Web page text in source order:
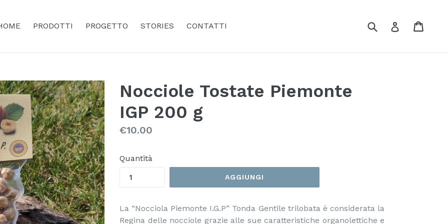
PRODOTTI PROGETTO STORIES CONTATTI Cerca Accedi
Nocciole Tostate Piemonte
IGP 200 g
Prezzo
€10.00
Quantità
AGGIUNGI
La “Nocciola Piemonte I.G.P” Tonda Gentile trilobata è considerata la
Regina delle nocciole grazie alle sue caratteristiche organolettiche e